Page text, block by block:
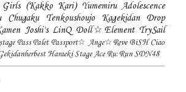
(Kakko Kari) Yumemiru Adolescence
Chugaku
Tenkoushoujo Kagekidan
Drop
Joshi's LinQ Doll☆Element TrySail
Pass Palet Passport☆ Ange☆Reve BiSH Ciao
Haraeki Stage Ace Ru:Run SDN48